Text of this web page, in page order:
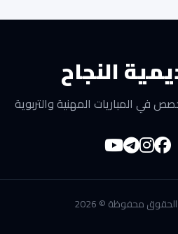
النجاح
في المباريات المهنية والتربوية
محفوظة © 2026